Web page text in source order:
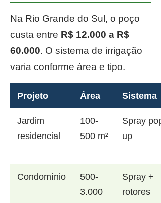
Na Rio Grande do Sul, o poço
custa entre R$ 12.000 a R$
60.000. O sistema de irrigação
varia conforme área e tipo.
Projeto Área Sistema
Jardim
residencial
100-
500 m²
Spray pop-
up
Condomínio
500-
3.000
Spray +
rotores